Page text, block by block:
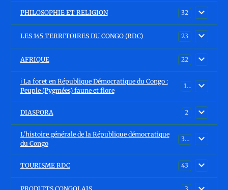
PHILOSOPHIE ET RELIGION 32
LES 145 TERRITOIRES DU CONGO (RDC) 23
AFRIQUE 22
ℹ️ La foret en République Démocratique du Congo :
Peuple (Pygmées) faune et flore
15
DIASPORA 2
L'histoire générale de la République démocratique
du Congo
30
TOURISME RDC 43